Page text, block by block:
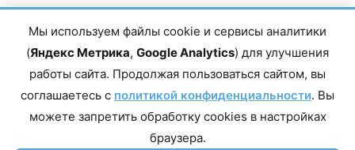
Главный редактор сетевого издания Магомаев Тимур Нухович. Контакты
редакции: 8(988)-292-94-34 Почта: vestiskfo@gmail.com По вопросам
Дагестан, г. Махачкала, пр-т Насрутдинова, д. 1а. Все права защищены.
Копирование и использование полных материалов запрещено, частичное
цитирование возможно только при условии гиперссылки на сайт mirmol.ru.
Мы используем файлы cookie и сервисы аналитики
(Яндекс Метрика, Google Analytics) для улучшения
работы сайта. Продолжая пользоваться сайтом, вы
соглашаетесь с политикой конфиденциальности. Вы
можете запретить обработку cookies в настройках
браузера.